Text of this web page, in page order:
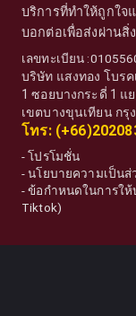
บริการที่ทำให้ถูกใ
บอกต่อเพื่อส่งผ่านสิ่
เลขทะเบียน
บริษัท แสงทอง โบรค
1 ซอยบางกระดี่ 1 แ
เขตบางขุนเทียน กรุ
โทร:
-โปรโมชั่น
-นโยบายความเป็นส่
-ข้อกำหนดในการให้
Tiktok)